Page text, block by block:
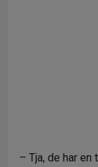
– Tja, de har